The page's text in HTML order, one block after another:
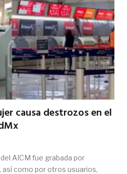
causa destrozos en el
AICM fue grabada por
así como por otros usuarios,